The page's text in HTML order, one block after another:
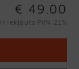
€ 49.00
ir iekļauts PVN 21%